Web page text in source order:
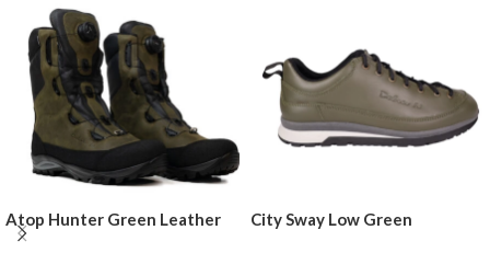
Atop Hunter Green Leather City Sway Low Green